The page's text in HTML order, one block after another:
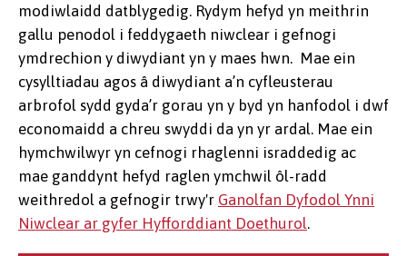
modiwlaidd datblygedig. Rydym hefyd yn meithrin
gallu penodol i feddygaeth niwclear i gefnogi
ymdrechion y diwydiant yn y maes hwn. Mae ein
cysylltiadau agos â diwydiant a’n cyfleusterau
arbrofol sydd gyda’r gorau yn y byd yn hanfodol i dwf
economaidd a chreu swyddi da yn yr ardal. Mae ein
hymchwilwyr yn cefnogi rhaglenni israddedig ac
mae ganddynt hefyd raglen ymchwil ôl-radd
weithredol a gefnogir trwy'r Ganolfan Dyfodol Ynni
Niwclear ar gyfer Hyfforddiant Doethurol.